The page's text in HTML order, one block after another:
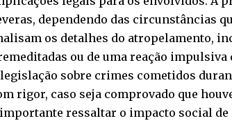
dependendo das circunstâncias
os detalhes do atropelamento,
ou de uma reação
sobre crimes cometidos
rigor, caso seja comprovado que
ressaltar o impacto social de